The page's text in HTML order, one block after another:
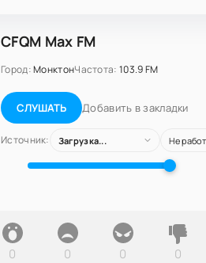
CFQM Max FM
Город:МонктонЧастота: 103.9 FM
СЛУШАТЬ Добавить в закладки
Источник: Загрузка... Не
0 0 0 0